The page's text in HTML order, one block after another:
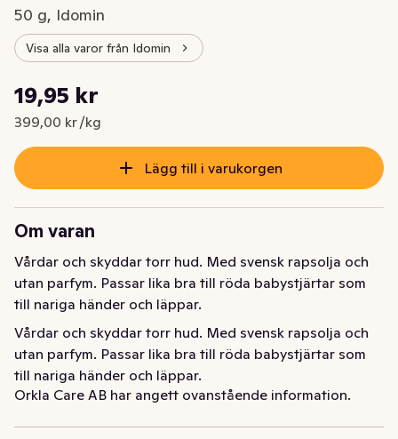
50 g, Idomin
Visa alla varor från Idomin
Nuvarande pris är: 19,95 kr
19,95 kr
399,00 kr /kg
Styckpris: 399,00 kr /kg
Lägg till i varukorgen
Om varan
Vårdar och skyddar torr hud. Med svensk rapsolja och
utan parfym. Passar lika bra till röda babystjärtar som
till nariga händer och läppar.
Vårdar och skyddar torr hud. Med svensk rapsolja och
utan parfym. Passar lika bra till röda babystjärtar som
till nariga händer och läppar.
Orkla Care AB har angett ovanstående information.